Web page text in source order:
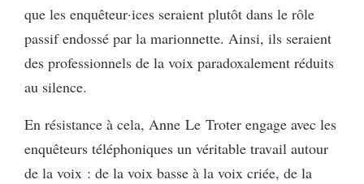
que les enquêteur·ices seraient plutôt dans le rôle
passif endossé par la marionnette. Ainsi, ils seraient
des professionnels de la voix paradoxalement réduits
au silence.
En résistance à cela, Anne Le Troter engage avec les
enquêteurs téléphoniques un véritable travail autour
de la voix : de la voix basse à la voix criée, de la